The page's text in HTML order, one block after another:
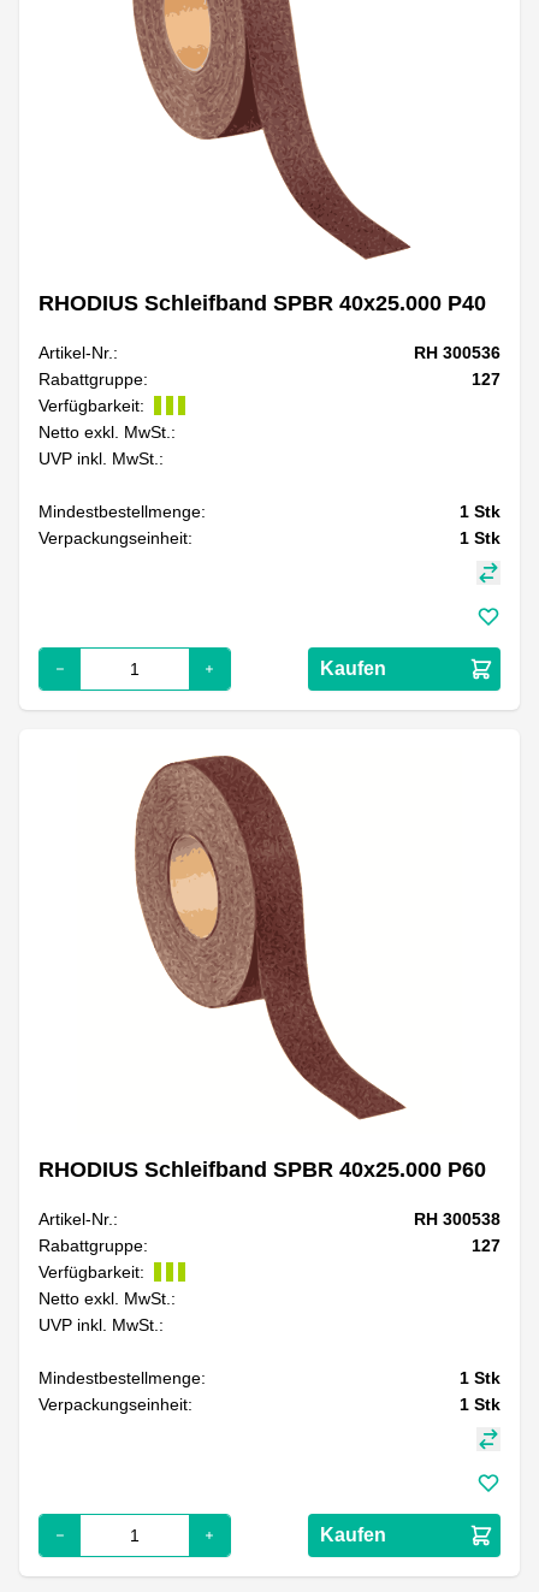
RHODIUS Schleifband SPBR 40x25.000 P40
Artikel-Nr.:
RH 300536
Rabattgruppe:
127
Verfügbarkeit:
Netto exkl. MwSt.:
UVP inkl. MwSt.:
Mindestbestellmenge: 1 Stk
Verpackungseinheit:
1 Stk
Kaufen
RHODIUS Schleifband SPBR 40x25.000 P60
Artikel-Nr.:
RH 300538
Rabattgruppe:
127
Verfügbarkeit:
Netto exkl. MwSt.:
UVP inkl. MwSt.:
Mindestbestellmenge: 1 Stk
Verpackungseinheit:
1 Stk
Kaufen